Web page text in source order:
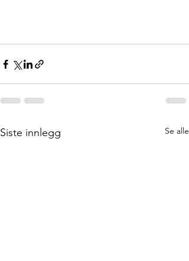
Siste innlegg Se alle